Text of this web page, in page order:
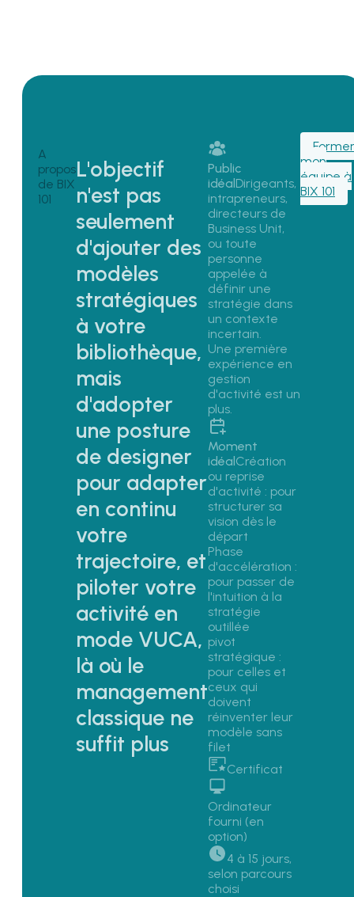
A
propos
de BIX
101
L'objectif
n'est pas
seulement
d'ajouter des
modèles
stratégiques
à votre
bibliothèque,
mais
d'adopter
une posture
de designer
pour adapter
en continu
votre
trajectoire, et
piloter votre
activité en
mode VUCA,
là où le
management
classique ne
suffit plus
Public
idéalDirigeants,
intrapreneurs,
directeurs de
Business Unit,
ou toute
personne
appelée à
définir une
stratégie dans
un contexte
incertain.
Une première
expérience en
gestion
d'activité est un
plus.
Moment
idéalCréation
ou reprise
d'activité : pour
structurer sa
vision dès le
départ
Phase
d'accélération :
pour passer de
l'intuition à la
stratégie
outillée
pivot
stratégique :
pour celles et
ceux qui
doivent
réinventer leur
modèle sans
filet
Certificat
Ordinateur
fourni (en
option)
4 à 15 jours,
selon parcours
choisi
Former
mon
équipe à
BIX 101